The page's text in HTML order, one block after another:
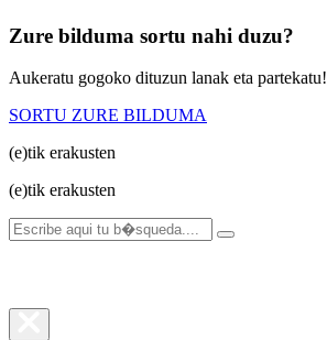
Zure bilduma sortu nahi duzu?
Aukeratu gogoko dituzun lanak eta partekatu!
SORTU ZURE BILDUMA
(e)tik erakusten
(e)tik erakusten